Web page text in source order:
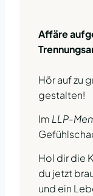
Affäre
Hör auf zu
gestalten!
Im LLP-
Hol dir die
du jetzt
und ein